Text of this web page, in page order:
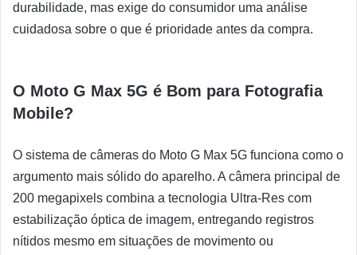
durabilidade, mas exige do consumidor uma análise
cuidadosa sobre o que é prioridade antes da compra.
O Moto G Max 5G é Bom para Fotografia
Mobile?
O sistema de câmeras do Moto G Max 5G funciona como o
argumento mais sólido do aparelho. A câmera principal de
200 megapixels combina a tecnologia Ultra-Res com
estabilização óptica de imagem, entregando registros
nítidos mesmo em situações de movimento ou